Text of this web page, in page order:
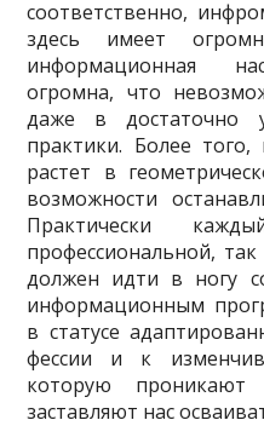
соответственно,
здесь имеет
информационная
огромна, что
даже в достаточно
практики. Более
растет в
возможности
Практически
профессиональной,
должен идти в ногу
информационным
в статусе
фессии и к
которую
заставляют нас